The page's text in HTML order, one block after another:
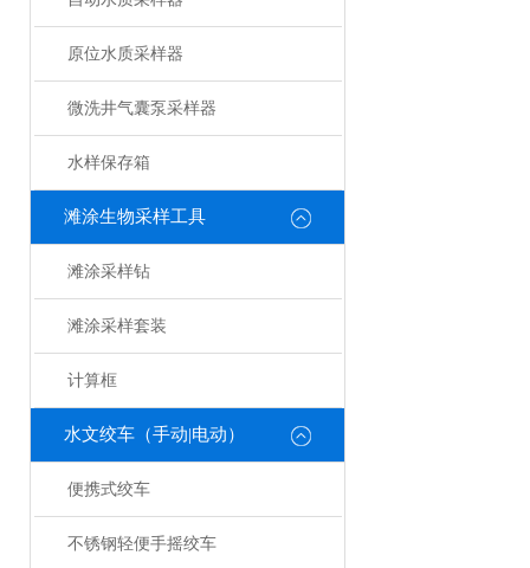
原位水质采样器
微洗井气囊泵采样器
水样保存箱
滩涂生物采样工具
滩涂采样钻
滩涂采样套装
计算框
水文绞车（手动|电动）
便携式绞车
不锈钢轻便手摇绞车